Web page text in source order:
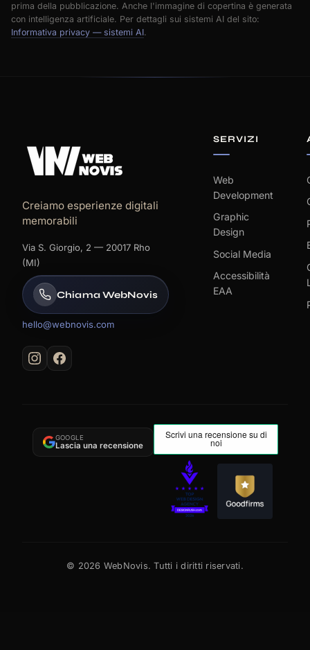
prima della pubblicazione. Anche l'immagine di copertina è generata
con intelligenza artificiale. Per dettagli sui sistemi AI del sito:
Informativa privacy — sistemi AI.
Creiamo esperienze digitali
memorabili
Via S. Giorgio, 2 — 20017 Rho
(MI)
Chiama WebNovis
hello@webnovis.com
SERVIZI
Web
Development
Graphic
Design
Social Media
Accessibilità
EAA
GOOGLE
Lascia una recensione
© 2026 WebNovis. Tutti i diritti riservati.